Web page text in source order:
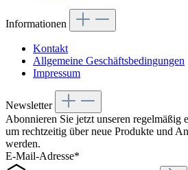
Informationen
Kontakt
Allgemeine Geschäftsbedingungen
Impressum
Newsletter
Abonnieren Sie jetzt unseren regelmäßig
um rechtzeitig über neue Produkte und
werden.
E-Mail-Adresse*